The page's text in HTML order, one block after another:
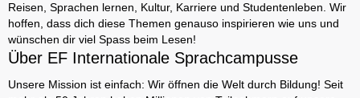
Reisen, Sprachen lernen, Kultur, Karriere und Studentenleben. Wir
hoffen, dass dich diese Themen genauso inspirieren wie uns und
wünschen dir viel Spass beim Lesen!
Über EF Internationale Sprachcampusse
Unsere Mission ist einfach: Wir öffnen die Welt durch Bildung! Seit